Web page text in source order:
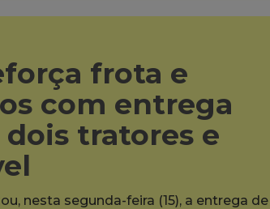
frota e
com entrega
tratores e
nesta segunda-feira (15), a entrega de